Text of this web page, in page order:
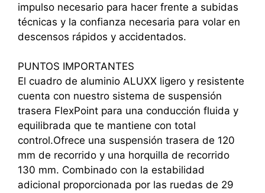
impulso necesario para hacer frente a subidas
técnicas y la confianza necesaria para volar en
descensos rápidos y accidentados.
PUNTOS IMPORTANTES
El cuadro de aluminio ALUXX ligero y resistente
cuenta con nuestro sistema de suspensión
trasera FlexPoint para una conducción fluida y
equilibrada que te mantiene con total
control.Ofrece una suspensión trasera de 120
mm de recorrido y una horquilla de recorrido
130 mm. Combinado con la estabilidad
adicional proporcionada por las ruedas de 29